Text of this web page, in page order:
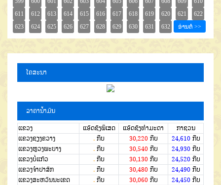
ໂຄສະນາ
ລາຄານໍ້າມັນ
ແຂວງ ແອັດຊັງພິເສດ ແອັດຊັງທຳມະດາ
ກາຊວນ
ແຂວງຊຽງຂວາງ
. ກີບ 30,220ກີບ 24,610ກີບ
ແຂວງຫຼວງພະບາງ
. ກີບ 30,540ກີບ 24,930ກີບ
ແຂວງບໍ່ແກ້ວ
. ກີບ 30,130ກີບ 24,520ກີບ
ແຂວງຈໍາປາສັກ
. ກີບ 30,480ກີບ 24,490ກີບ
ແຂວງສະຫວັນນະເຂດ
. ກີບ 30,060ກີບ 24,450ກີບ